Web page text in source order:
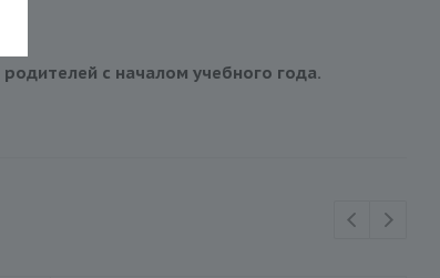
с началом учебного года.